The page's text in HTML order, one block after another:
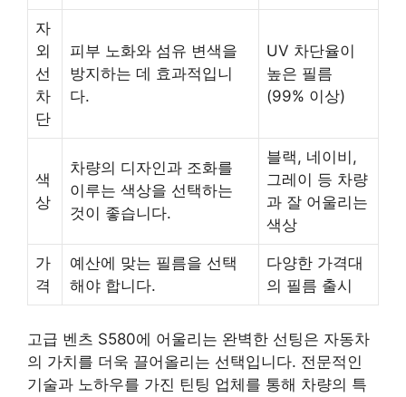
자
외
선
차
단
피부 노화와 섬유 변색을
방지하는 데 효과적입니
다.
UV 차단율이
높은 필름
(99% 이상)
색
상
차량의 디자인과 조화를
이루는 색상을 선택하는
것이 좋습니다.
블랙, 네이비,
그레이 등 차량
과 잘 어울리는
색상
가
격
예산에 맞는 필름을 선택
해야 합니다.
다양한 가격대
의 필름 출시
고급 벤츠 S580에 어울리는 완벽한 선팅은 자동차
의 가치를 더욱 끌어올리는 선택입니다. 전문적인
기술과 노하우를 가진 틴팅 업체를 통해 차량의 특